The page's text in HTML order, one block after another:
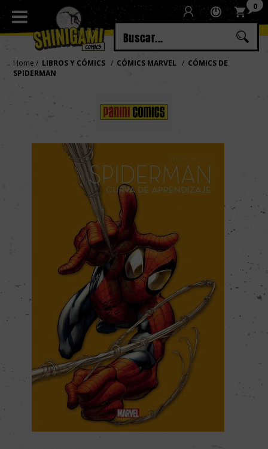
Regístrate
Iniciar sesión 0
Home LIBROS Y CÓMICS CÓMICS MARVEL
CÓMICS DE
SPIDERMAN